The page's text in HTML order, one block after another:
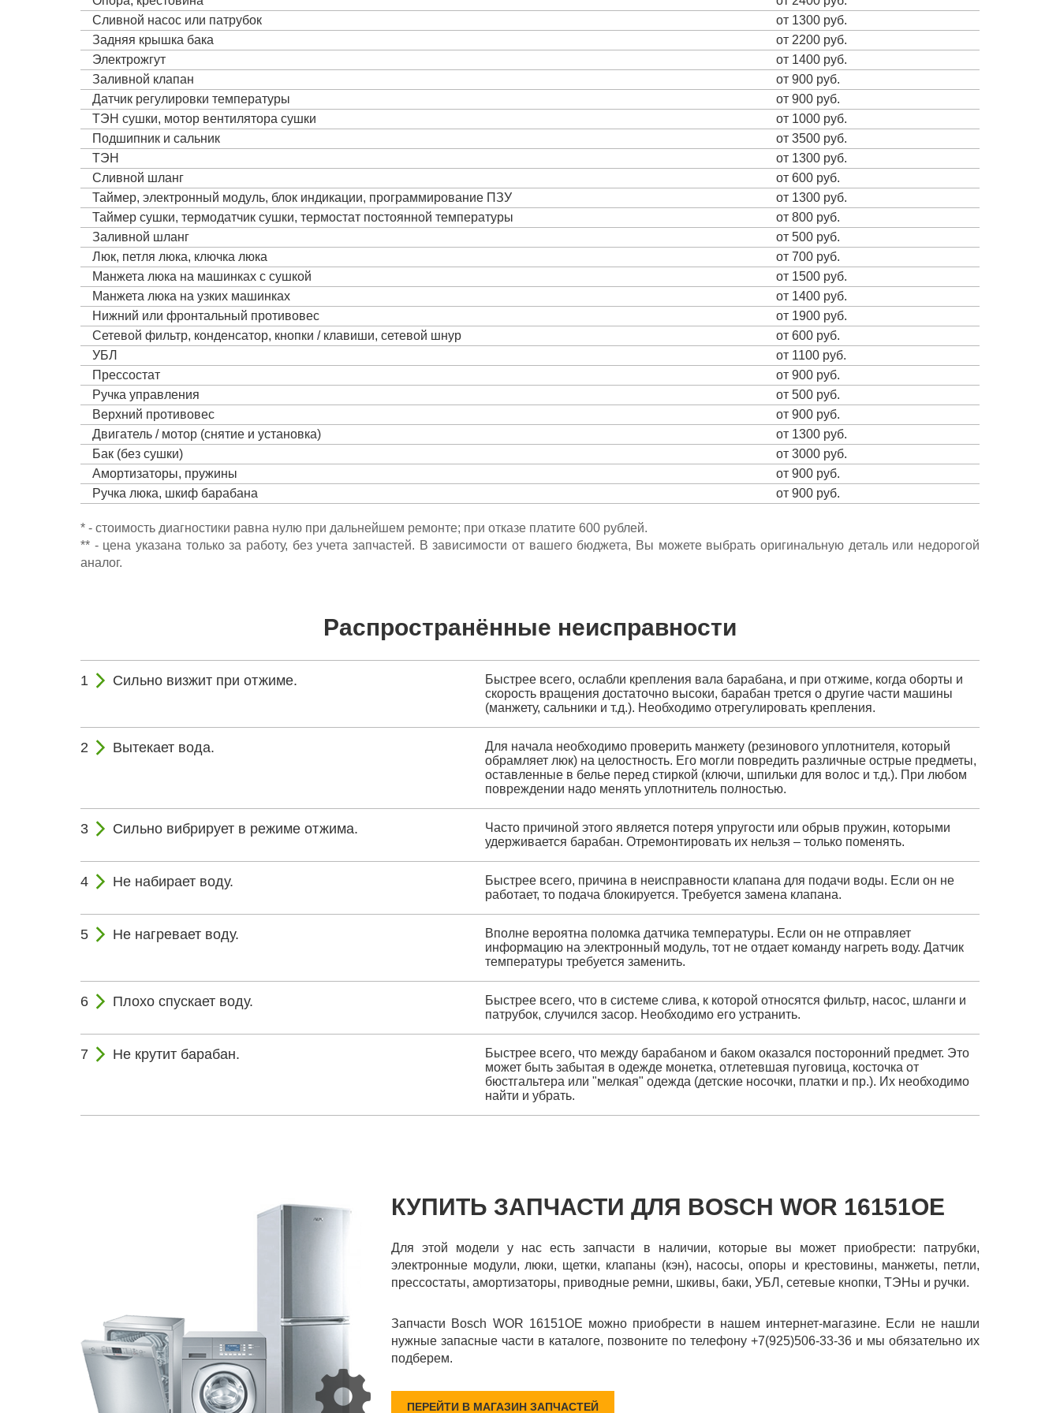
Сливной насос или патрубок
от 1300 руб.
Задняя крышка бака
от 2200 руб.
Электрожгут
от 1400 руб.
Заливной клапан
от 900 руб.
Датчик регулировки температуры
от 900 руб.
ТЭН сушки, мотор вентилятора сушки
от 1000 руб.
Подшипник и сальник
от 3500 руб.
ТЭН
от 1300 руб.
Сливной шланг
от 600 руб.
Таймер, электронный модуль, блок индикации, программирование ПЗУ
от 1300 руб.
Таймер сушки, термодатчик сушки, термостат постоянной температуры
от 800 руб.
Заливной шланг
от 500 руб.
Люк, петля люка, ключка люка
от 700 руб.
Манжета люка на машинках с сушкой
от 1500 руб.
Манжета люка на узких машинках
от 1400 руб.
Нижний или фронтальный противовес
от 1900 руб.
Сетевой фильтр, конденсатор, кнопки / клавиши, сетевой шнур
от 600 руб.
УБЛ
от 1100 руб.
Прессостат
от 900 руб.
Ручка управления
от 500 руб.
Верхний противовес
от 900 руб.
Двигатель / мотор (снятие и установка)
от 1300 руб.
Бак (без сушки)
от 3000 руб.
Амортизаторы, пружины
от 900 руб.
Ручка люка, шкиф барабана
от 900 руб.
* - стоимость диагностики равна нулю при дальнейшем ремонте; при отказе платите 600 рублей.
** - цена указана только за работу, без учета запчастей. В зависимости от вашего бюджета, Вы можете выбрать оригинальную деталь или недорогой
аналог.
Распространённые неисправности
Сильно визжит при отжиме.
Быстрее всего, ослабли крепления вала барабана, и при отжиме, когда оборты и
скорость вращения достаточно высоки, барабан трется о другие части машины
(манжету, сальники и т.д.). Необходимо отрегулировать крепления.
Вытекает вода.
Для начала необходимо проверить манжету (резинового уплотнителя, который
обрамляет люк) на целостность. Его могли повредить различные острые предметы,
оставленные в белье перед стиркой (ключи, шпильки для волос и т.д.). При любом
повреждении надо менять уплотнитель полностью.
Сильно вибрирует в режиме отжима.
Часто причиной этого является потеря упругости или обрыв пружин, которыми
удерживается барабан. Отремонтировать их нельзя – только поменять.
Не набирает воду.
Быстрее всего, причина в неисправности клапана для подачи воды. Если он не
работает, то подача блокируется. Требуется замена клапана.
Не нагревает воду.
Вполне вероятна поломка датчика температуры. Если он не отправляет
информацию на электронный модуль, тот не отдает команду нагреть воду. Датчик
температуры требуется заменить.
Плохо спускает воду.
Быстрее всего, что в системе слива, к которой относятся фильтр, насос, шланги и
патрубок, случился засор. Необходимо его устранить.
Не крутит барабан.
Быстрее всего, что между барабаном и баком оказался посторонний предмет. Это
может быть забытая в одежде монетка, отлетевшая пуговица, косточка от
бюстгальтера или "мелкая" одежда (детские носочки, платки и пр.). Их необходимо
найти и убрать.
КУПИТЬ ЗАПЧАСТИ ДЛЯ BOSCH WOR 16151OE
Для этой модели у нас есть запчасти в наличии, которые вы может приобрести: патрубки,
электронные модули, люки, щетки, клапаны (кэн), насосы, опоры и крестовины, манжеты, петли,
прессостаты, амортизаторы, приводные ремни, шкивы, баки, УБЛ, сетевые кнопки, ТЭНы и ручки.
Запчасти Bosch WOR 16151OE можно приобрести в нашем интернет-магазине. Если не нашли
нужные запасные части в каталоге, позвоните по телефону +7(925)506-33-36 и мы обязательно их
подберем.
ПЕРЕЙТИ В МАГАЗИН ЗАПЧАСТЕЙ